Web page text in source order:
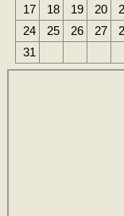
17
18 19 20
24
25 26 27
31